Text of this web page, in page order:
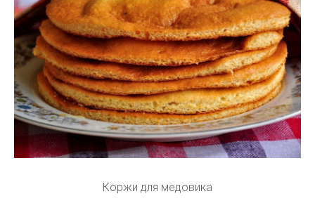
Коржи для медовика